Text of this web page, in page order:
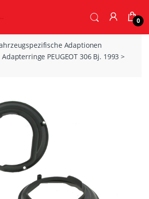
0
Adaptionen
PEUGEOT 306 Bj. 1993 >